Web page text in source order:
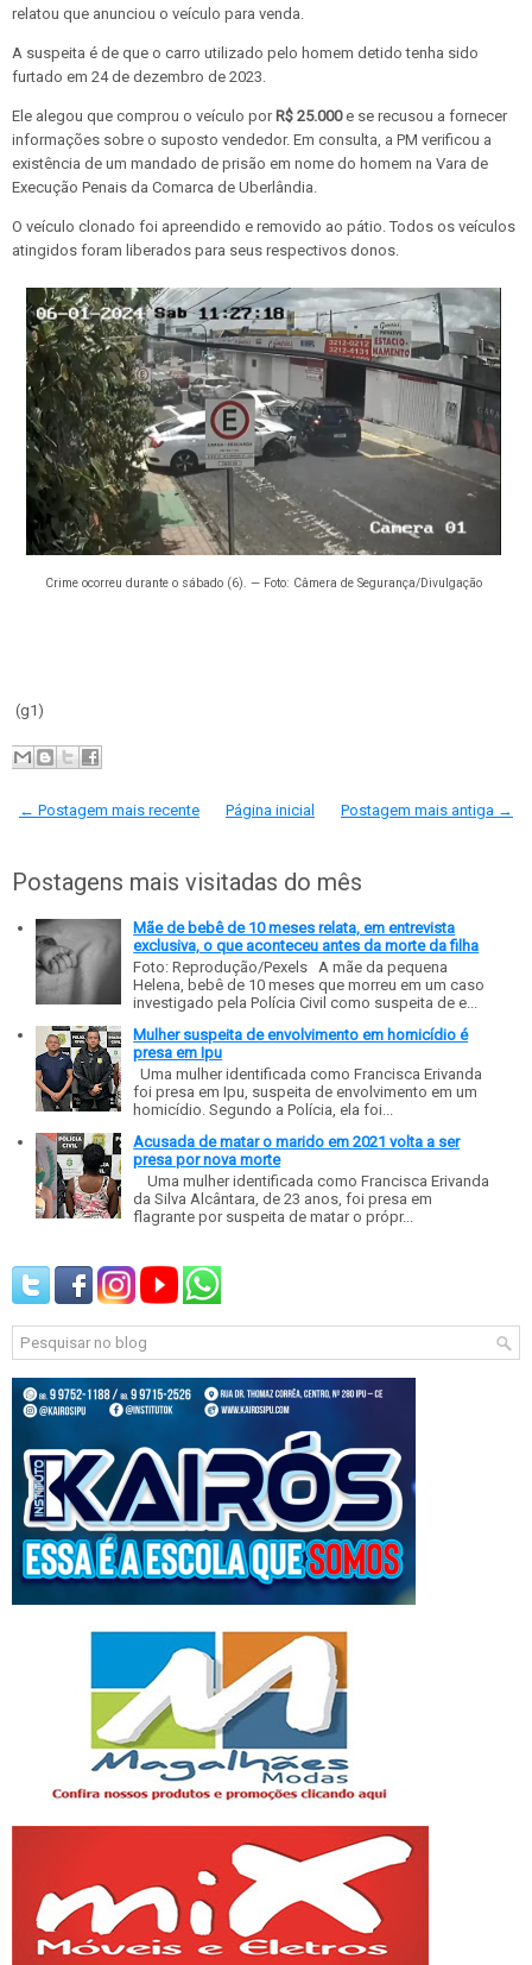
relatou que anunciou o veículo para venda.
A suspeita é de que o carro utilizado pelo homem detidotenha sido
furtado em 24 de dezembro de 2023.
Ele alegou que comprou o veículo por R$ 25.000e se recusou a fornecer
informações sobre o suposto vendedor. Em consulta, a PM verificou a
existência de um mandado de prisão em nome do homem na Vara de
Execução Penais da Comarca de Uberlândia.
O veículo clonado foi apreendido e removido ao pátio. Todos os veículos
atingidos foram liberados para seus respectivos donos.
Crime ocorreu durante o sábado (6). — Foto: Câmera de Segurança/Divulgação
(g1)
← Postagem mais recente Postagem mais antiga →
Página inicial
Postagens mais visitadas do mês
Mãe de bebê de 10 meses relata, em entrevista
exclusiva, o que aconteceu antes da morte da filha
Foto: Reprodução/Pexels A mãe da pequena
Helena, bebê de 10 meses que morreu em um caso
investigado pela Polícia Civil como suspeita de e...
Mulher suspeita de envolvimento em homicídio é
presa em Ipu
Uma mulher identificada como Francisca Erivanda
foi presa em Ipu, suspeita de envolvimento em um
homicídio. Segundo a Polícia, ela foi...
Acusada de matar o marido em 2021 volta a ser
presa por nova morte
Uma mulher identificada como Francisca Erivanda
da Silva Alcântara, de 23 anos, foi presa em
flagrante por suspeita de matar o própr...